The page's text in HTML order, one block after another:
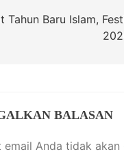
Tahun Baru Islam,
BALASAN
email Anda tidak akan